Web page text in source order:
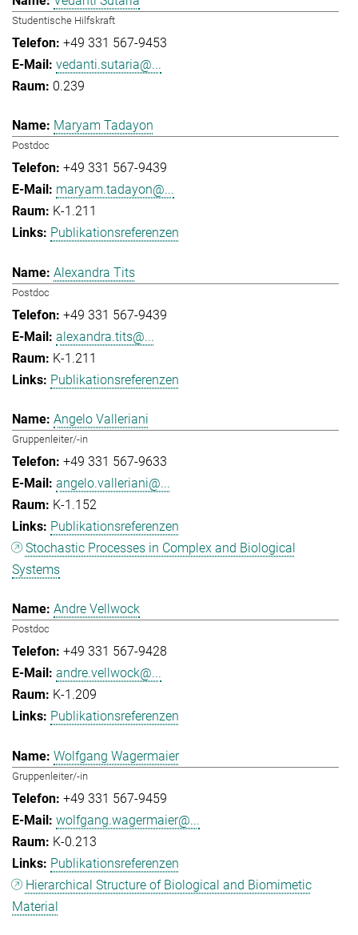
Studentische Hilfskraft
+49 331 567-9453
vedanti.sutaria@...
0.239
Maryam Tadayon
Postdoc
+49 331 567-9439
maryam.tadayon@...
K-1.211
Publikationsreferenzen
Alexandra Tits
Postdoc
+49 331 567-9439
alexandra.tits@...
K-1.211
Publikationsreferenzen
Angelo Valleriani
Gruppenleiter/-in
+49 331 567-9633
angelo.valleriani@...
K-1.152
Publikationsreferenzen
Stochastic Processes in Complex and Biological
Systems
Andre Vellwock
Postdoc
+49 331 567-9428
andre.vellwock@...
K-1.209
Publikationsreferenzen
Wolfgang Wagermaier
Gruppenleiter/-in
+49 331 567-9459
wolfgang.wagermaier@...
K-0.213
Publikationsreferenzen
Hierarchical Structure of Biological and Biomimetic
Material